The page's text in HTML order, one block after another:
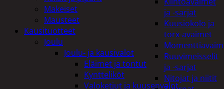
ja -sarjat
Kuusiokolo ja
torx-avaimet
Ruuvimeisselit
ja -sarjat
Nitojat ja niitit
Makeiset
Mausteet
Kausituotteet
Joulu
Joulu- ja kausivalot
Eläimet ja tontut
Kyntteliköt
Valoketjut ja kuusenvalot